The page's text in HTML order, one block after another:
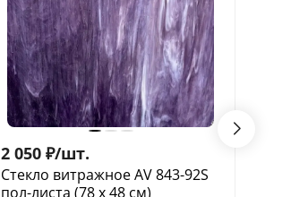
2 050 ₽/шт.
Стекло витражное AV 843-92S
пол-листа (78 х 48 см)